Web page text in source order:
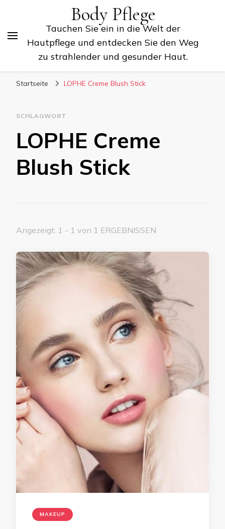
Body Pflege
Tauchen Sie ein in die Welt der
Hautpflege und entdecken Sie den Weg
zu strahlender und gesunder Haut.
Startseite LOPHE Creme Blush Stick
SCHLAGWORT
LOPHE Creme
Blush Stick
Angezeigt: 1 - 1 von 1 ERGEBNISSEN
MAKEUP